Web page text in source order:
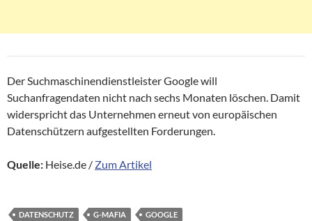
Der Suchmaschinendienstleister Google will
Suchanfragendaten nicht nach sechs Monaten löschen. Damit
widerspricht das Unternehmen erneut von europäischen
Datenschützern aufgestellten Forderungen.
Quelle: Heise.de / Zum Artikel
DATENSCHUTZ G-MAFIA GOOGLE